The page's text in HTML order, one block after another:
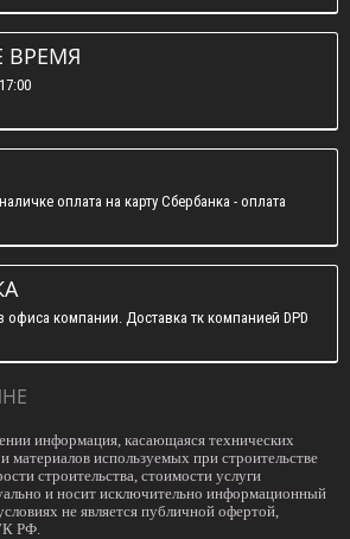
ВРЕМЯ
оплата на карту Сбербанка - оплата
компании. Доставка тк компанией DPD
информация, касающаяся технических
материалов используемых при строительстве
строительства, стоимости услуги
и носит исключительно информационный
не является публичной офертой,
РФ.